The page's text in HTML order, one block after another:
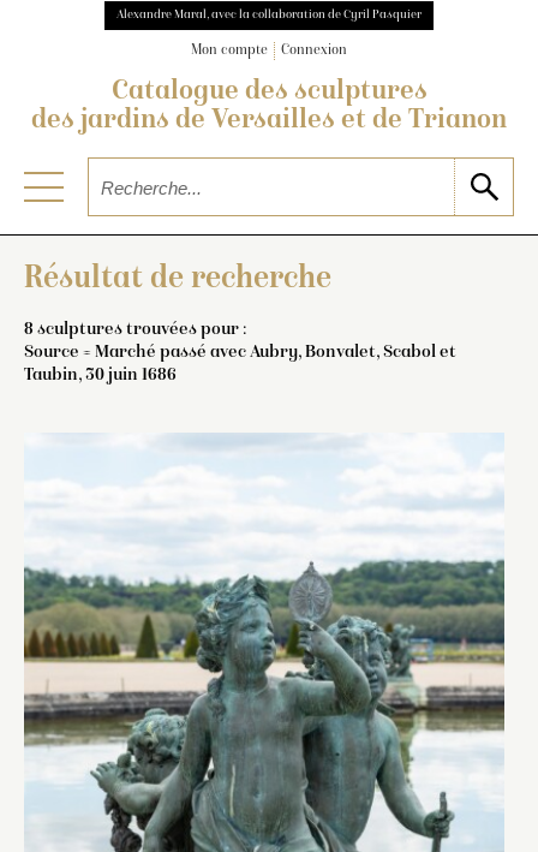
Alexandre Maral, avec la collaboration de Cyril Pasquier
Mon compte Connexion
Catalogue des sculptures
des jardins de Versailles et de Trianon
Résultat de recherche
8 sculptures trouvées pour :
Source = Marché passé avec Aubry, Bonvalet, Scabol et
Taubin, 30 juin 1686